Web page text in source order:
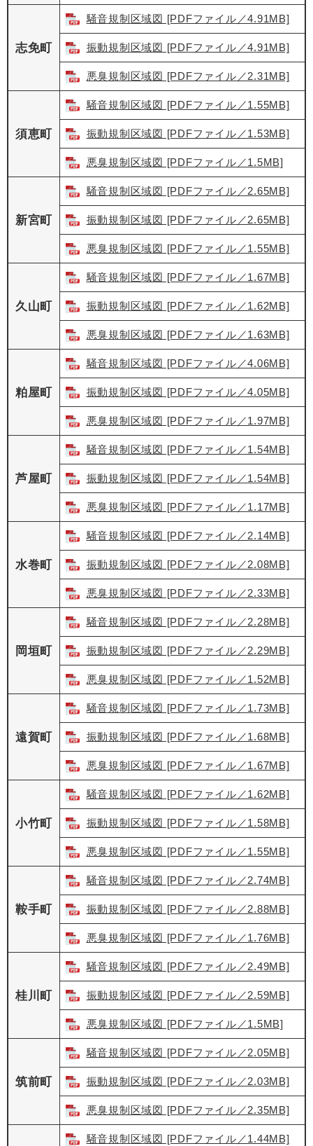
志免町
騒音規制区域図 [PDFファイル／4.91MB]
振動規制区域図 [PDFファイル／4.91MB]
悪臭規制区域図 [PDFファイル／2.31MB]
須恵町
騒音規制区域図 [PDFファイル／1.55MB]
振動規制区域図 [PDFファイル／1.53MB]
悪臭規制区域図 [PDFファイル／1.5MB]
新宮町
騒音規制区域図 [PDFファイル／2.65MB]
振動規制区域図 [PDFファイル／2.65MB]
悪臭規制区域図 [PDFファイル／1.55MB]
久山町
騒音規制区域図 [PDFファイル／1.67MB]
振動規制区域図 [PDFファイル／1.62MB]
悪臭規制区域図 [PDFファイル／1.63MB]
粕屋町
騒音規制区域図 [PDFファイル／4.06MB]
振動規制区域図 [PDFファイル／4.05MB]
悪臭規制区域図 [PDFファイル／1.97MB]
芦屋町
騒音規制区域図 [PDFファイル／1.54MB]
振動規制区域図 [PDFファイル／1.54MB]
悪臭規制区域図 [PDFファイル／1.17MB]
水巻町
騒音規制区域図 [PDFファイル／2.14MB]
振動規制区域図 [PDFファイル／2.08MB]
悪臭規制区域図 [PDFファイル／2.33MB]
岡垣町
騒音規制区域図 [PDFファイル／2.28MB]
振動規制区域図 [PDFファイル／2.29MB]
悪臭規制区域図 [PDFファイル／1.52MB]
遠賀町
騒音規制区域図 [PDFファイル／1.73MB]
振動規制区域図 [PDFファイル／1.68MB]
悪臭規制区域図 [PDFファイル／1.67MB]
小竹町
騒音規制区域図 [PDFファイル／1.62MB]
振動規制区域図 [PDFファイル／1.58MB]
悪臭規制区域図 [PDFファイル／1.55MB]
鞍手町
騒音規制区域図 [PDFファイル／2.74MB]
振動規制区域図 [PDFファイル／2.88MB]
悪臭規制区域図 [PDFファイル／1.76MB]
桂川町
騒音規制区域図 [PDFファイル／2.49MB]
振動規制区域図 [PDFファイル／2.59MB]
悪臭規制区域図 [PDFファイル／1.5MB]
筑前町
騒音規制区域図 [PDFファイル／2.05MB]
振動規制区域図 [PDFファイル／2.03MB]
悪臭規制区域図 [PDFファイル／2.35MB]
騒音規制区域図 [PDFファイル／1.44MB]